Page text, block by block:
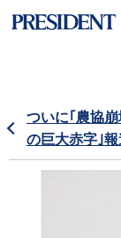
ついに｢農協
の巨大赤字｣